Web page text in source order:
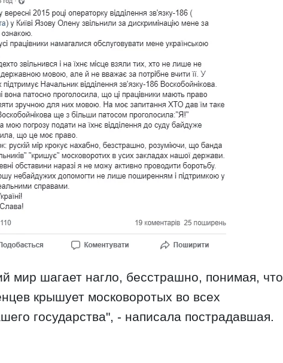
мир шагает нагло, бесстрашно, понимая, что
крышует московоротых во всех
государства", - написала пострадавшая.